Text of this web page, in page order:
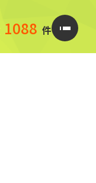
1088 件